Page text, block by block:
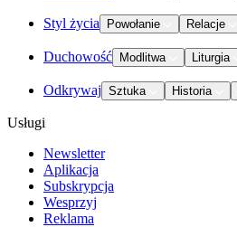
Styl życia Powołanie Relacje
Duchowość Modlitwa Liturgia
Odkrywaj Sztuka Historia
Usługi
Newsletter
Aplikacja
Subskrypcja
Wesprzyj
Reklama